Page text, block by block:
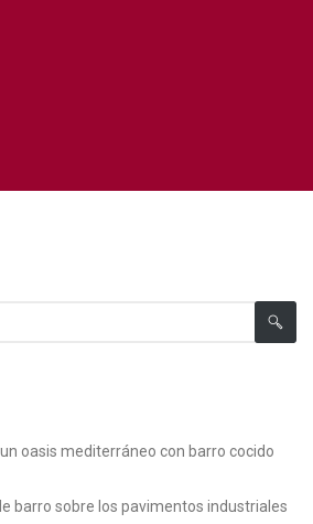
oasis mediterráneo con barro cocido
barro sobre los pavimentos industriales